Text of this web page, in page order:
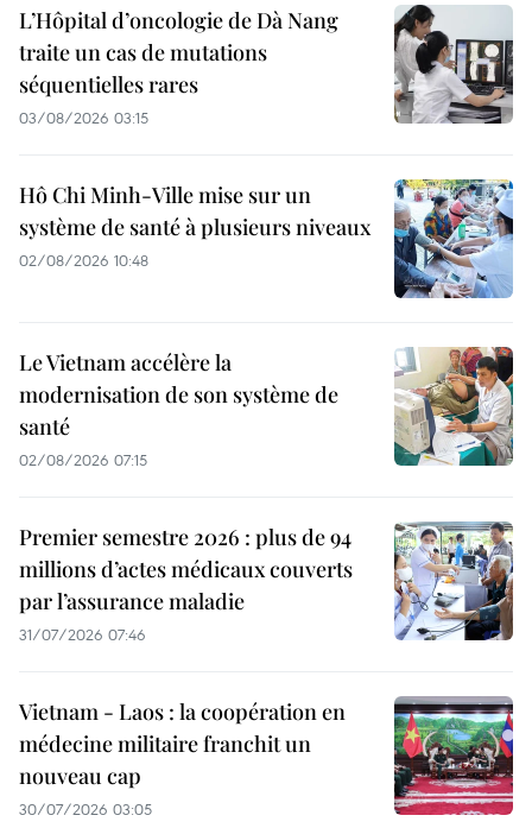
L’Hôpital d’oncologie de Dà Nang
traite un cas de mutations
séquentielles rares
03/08/2026 03:15
Hô Chi Minh-Ville mise sur un
système de santé à plusieurs niveaux
02/08/2026 10:48
Le Vietnam accélère la
modernisation de son système de
santé
02/08/2026 07:15
Premier semestre 2026 : plus de 94
millions d’actes médicaux couverts
par l’assurance maladie
31/07/2026 07:46
Vietnam - Laos : la coopération en
médecine militaire franchit un
nouveau cap
30/07/2026 03:05